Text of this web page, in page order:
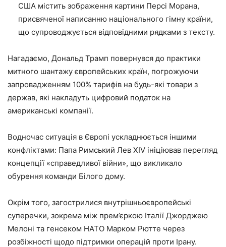
США містить зображення картини Персі Морана,
присвяченої написанню національного гімну країни,
що супроводжується відповідними рядками з тексту.
Нагадаємо, Дональд Трамп повернувся до практики
митного шантажу європейських країн, погрожуючи
запровадженням 100% тарифів на будь-які товари з
держав, які накладуть цифровий податок на
американські компанії.
Водночас ситуація в Європі ускладнюється іншими
конфліктами: Папа Римський Лев XIV ініціював перегляд
концепції «справедливої війни», що викликало
обурення команди Білого дому.
Окрім того, загострилися внутрішньоєвропейські
суперечки, зокрема між прем’єркою Італії Джорджею
Мелоні та генсеком НАТО Марком Рютте через
розбіжності щодо підтримки операцій проти Ірану.